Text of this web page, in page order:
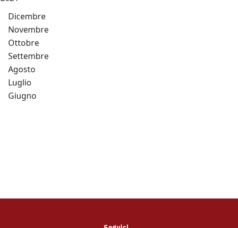
Dicembre
Novembre
Ottobre
Settembre
Agosto
Luglio
Giugno